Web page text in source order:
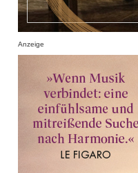
Anzeige